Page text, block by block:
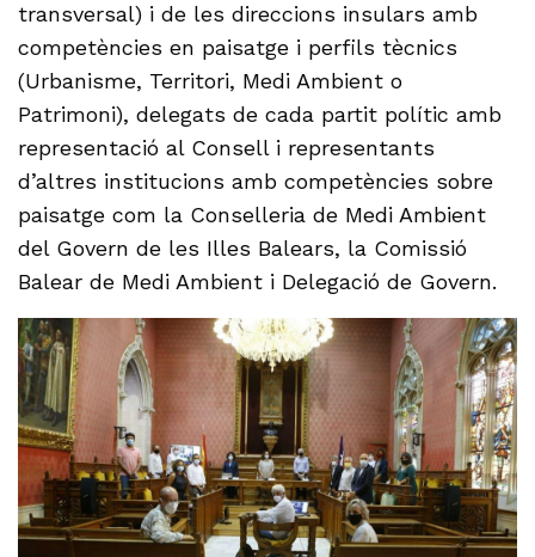
transversal) i de les direccions insulars amb
competències en paisatge i perfils tècnics
(Urbanisme, Territori, Medi Ambient o
Patrimoni), delegats de cada partit polític amb
representació al Consell i representants
d’altres institucions amb competències sobre
paisatge com la Conselleria de Medi Ambient
del Govern de les Illes Balears, la Comissió
Balear de Medi Ambient i Delegació de Govern.